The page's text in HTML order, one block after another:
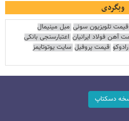
وبگردی
قیمت تلویزیون سونی مبل مینیمال
آهن فولاد ایرانیان اعتبارسنجی بانکی
قیمت پروفیل سایت یوتوتایمز
دسکتاپ